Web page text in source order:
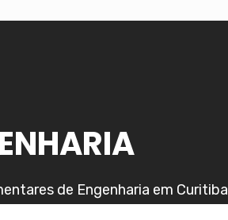
de Engenharia em Curitiba